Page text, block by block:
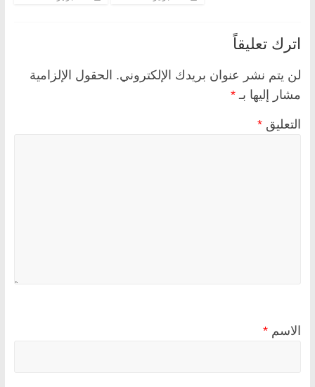
اترك تعليقاً
لن يتم نشر عنوان بريدك الإلكتروني. الحقول الإلزامية
مشار إليها بـ *
التعليق *
الاسم *